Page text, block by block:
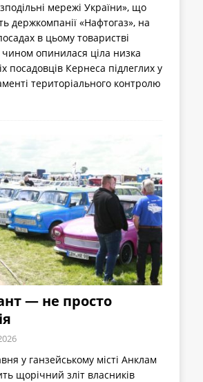
мережі України», що
держкомпанії «Нафтогаз», на
в цьому товаристві
опинилася ціла низка
посадовців Кернеса підлеглих у
територіального контролю
— не просто
у ганзейському місті Анклам
щорічний зліт власників